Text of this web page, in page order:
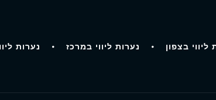
נערות נערות ליווי במרכז ליווי בצפון